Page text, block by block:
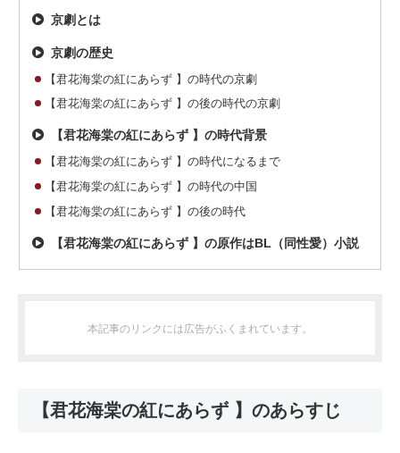
京劇とは
京劇の歴史
【君花海棠の紅にあらず 】の時代の京劇
【君花海棠の紅にあらず 】の後の時代の京劇
【君花海棠の紅にあらず 】の時代背景
【君花海棠の紅にあらず 】の時代になるまで
【君花海棠の紅にあらず 】の時代の中国
【君花海棠の紅にあらず 】の後の時代
【君花海棠の紅にあらず 】の原作はBL（同性愛）小説
本記事のリンクには広告がふくまれています。
【君花海棠の紅にあらず 】のあらすじ